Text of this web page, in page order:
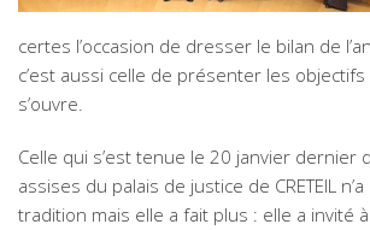
certes l’occasion de dresser le bilan de
c’est aussi celle de présenter les objectifs
s’ouvre.
Celle qui s’est tenue le 20 janvier dernier
assises du palais de justice de CRETEIL
tradition mais elle a fait plus : elle a invité